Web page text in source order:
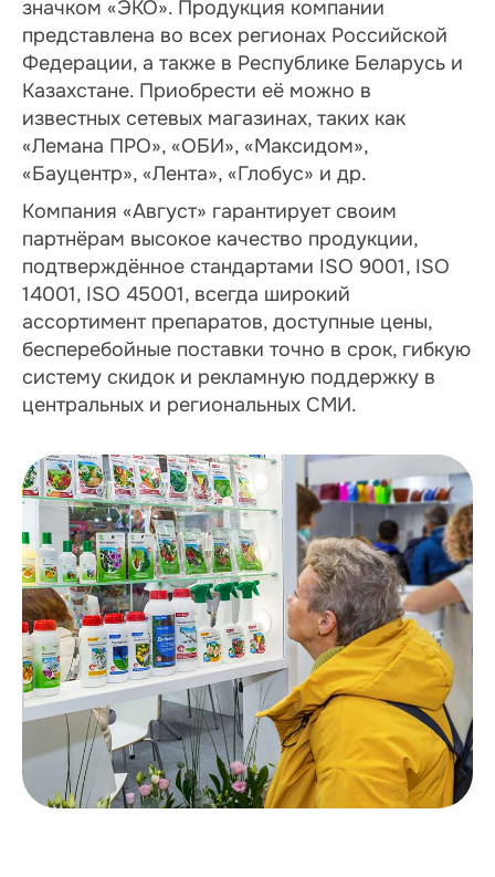
значком «ЭКО». Продукция компании
представлена во всех регионах Российской
Федерации, а также в Республике Беларусь и
Казахстане. Приобрести её можно в
известных сетевых магазинах, таких как
«Лемана ПРО», «ОБИ», «Максидом»,
«Бауцентр», «Лента», «Глобус» и др.
Компания «Август» гарантирует своим
партнёрам высокое качество продукции,
подтверждённое стандартами ISO 9001, ISO
14001, ISO 45001, всегда широкий
ассортимент препаратов, доступные цены,
бесперебойные поставки точно в срок, гибкую
систему скидок и рекламную поддержку в
центральных и региональных СМИ.